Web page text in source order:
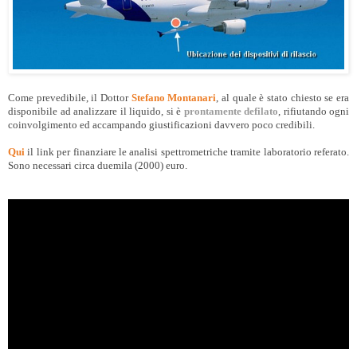
Come prevedibile, il Dottor Stefano Montanari, al quale è stato chiesto se era
disponibile ad analizzare il liquido, si è prontamente defilato, rifiutando ogni
coinvolgimento ed accampando giustificazioni davvero poco credibili.
Qui il link per finanziare le analisi spettrometriche tramite laboratorio referato.
Sono necessari circa duemila (2000) euro.